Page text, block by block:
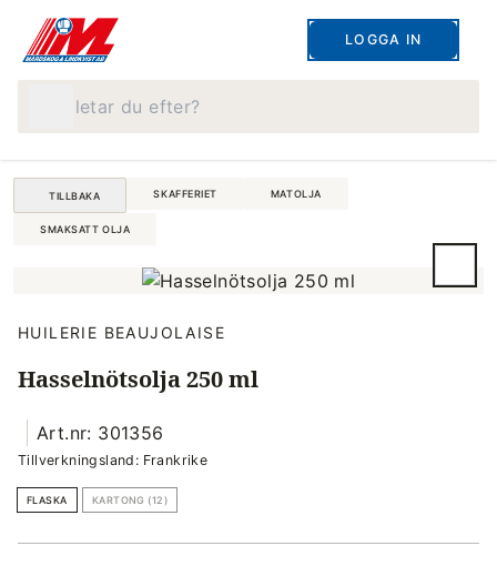
LOGGA IN
TILLBAKA SKAFFERIET MATOLJA
SMAKSATT OLJA
HUILERIE BEAUJOLAISE
Hasselnötsolja 250 ml
Art.nr: 301356
Tillverkningsland: Frankrike
FLASKA KARTONG (12)